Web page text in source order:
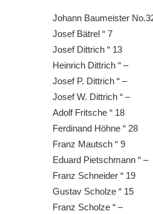
Pomník obětem 2.
u kostela svatého
Pamětní deska 240
pomníku obětem
Kamarýta ve Velešíně
Pomník obětem 1. a
náměstí J. V.
Pomník obětem 1. a
Římově
Johann Baumeister
Josef Bätrel “ 7
Josef Dittrich “ 13
Heinrich Dittrich “ –
Josef P. Dittrich “ –
Josef W. Dittrich “ –
Adolf Fritsche “ 18
Ferdinand Höhne “ 28
Franz Mautsch “ 9
Eduard Pietschmann “ –
Franz Schneider “ 19
Gustav Scholze “ 15
Franz Scholze “ –